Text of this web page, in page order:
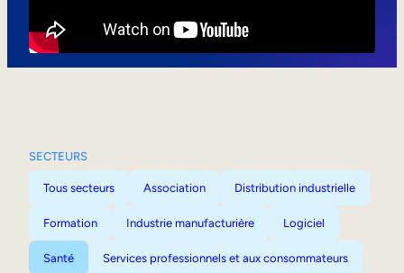
SECTEURS
Tous secteurs Association Distribution industrielle
Formation Industrie manufacturière Logiciel
Santé Services professionnels et aux consommateurs